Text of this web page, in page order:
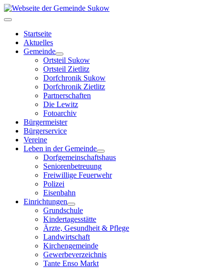
Startseite
Aktuelles
Gemeinde
Ortsteil Sukow
Ortsteil Zietlitz
Dorfchronik Sukow
Dorfchronik Zietlitz
Partnerschaften
Die Lewitz
Fotoarchiv
Bürgermeister
Bürgerservice
Vereine
Leben in der Gemeinde
Dorfgemeinschaftshaus
Seniorenbetreuung
Freiwillige Feuerwehr
Polizei
Eisenbahn
Einrichtungen
Grundschule
Kindertagesstätte
Ärzte, Gesundheit & Pflege
Landwirtschaft
Kirchengemeinde
Gewerbeverzeichnis
Tante Enso Markt